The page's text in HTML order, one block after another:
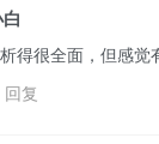
得很全面，但感觉
回复